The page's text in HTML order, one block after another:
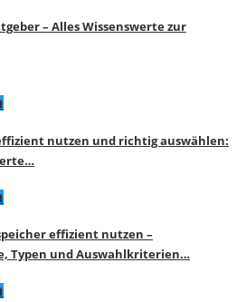
– Alles Wissenswerte zur
nutzen und richtig auswählen:
effizient nutzen –
Typen und Auswahlkriterien…